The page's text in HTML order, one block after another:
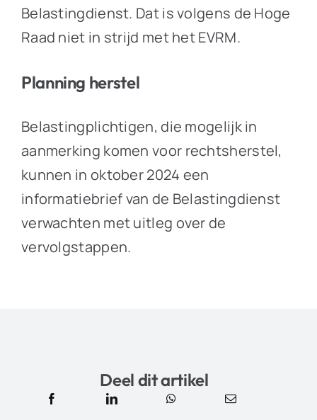
Belastingdienst. Dat is volgens de Hoge
Raad niet in strijd met het EVRM.
Planning herstel
Belastingplichtigen, die mogelijk in
aanmerking komen voor rechtsherstel,
kunnen in oktober 2024 een
informatiebrief van de Belastingdienst
verwachten met uitleg over de
vervolgstappen.
Deel dit artikel